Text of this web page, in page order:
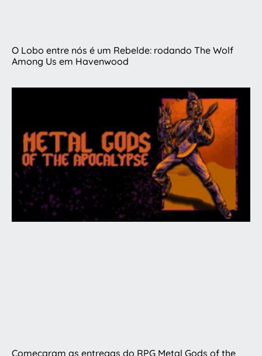
O Lobo entre nós é um Rebelde: rodando The Wolf
Among Us em Havenwood
Começaram as entregas do RPG Metal Gods of the